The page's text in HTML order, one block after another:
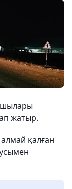
жатыр.
қалған